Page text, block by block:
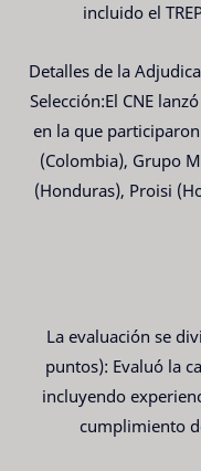
incluido el
Detalles de la
Selección:El CNE
en la que participaron
(Colombia), Grupo
(Honduras), Proisi
La evaluación se
puntos): Evaluó la
incluyendo
cumplimiento